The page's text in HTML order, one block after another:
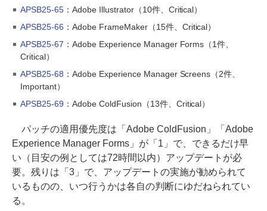
APSB25-65：Adobe Illustrator（10件、Critical）
APSB25-66 ：Adobe FrameMaker（15件、Critical）
APSB25-67 ：Adobe Experience Manager Forms（1件、
Critical）
APSB25-68 ：Adobe Experience Manager Screens（2件、
Important）
APSB25-69 ：Adobe ColdFusion（13件、Critical）
パッチの適用優先度は「Adobe ColdFusion」「Adobe
Experience Manager Forms」が「1」で、できるだけ早
い（目安の例としては72時間以内）アップデートが必
要。残りは「3」で、アップデートの実施が勧められて
いるものの、いつ行うかは各自の判断にゆだねられてい
る。